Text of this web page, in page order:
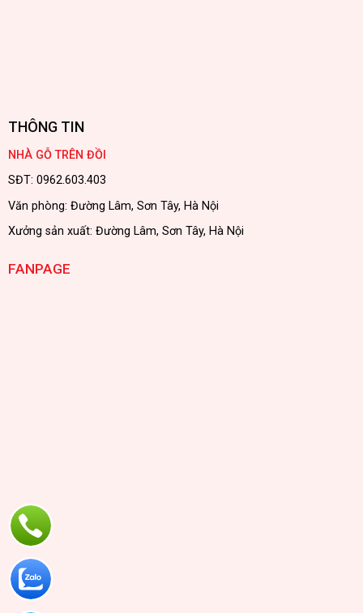
THÔNG TIN
NHÀ GỖ TRÊN ĐỒI
SĐT: 0962.603.403
Văn phòng: Đường Lâm, Sơn Tây, Hà Nội
Xưởng sản xuất: Đường Lâm, Sơn Tây, Hà Nội
FANPAGE